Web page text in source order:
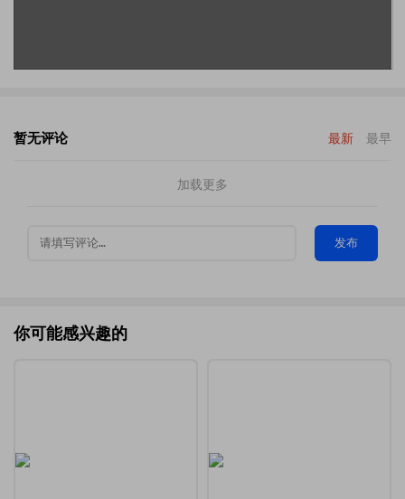
暂无评论 最新 最早
加载更多
发布
你可能感兴趣的